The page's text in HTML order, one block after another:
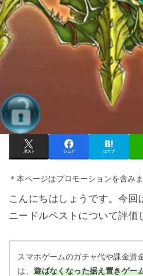
ポスト シェア はてブ
＊本ページはプロモーションを含みま
こんにちはしょうです。今回
ニードルペストについて評価
スマホゲームのガチャ代や課金資
は、遊ばなくなった据え置きゲー